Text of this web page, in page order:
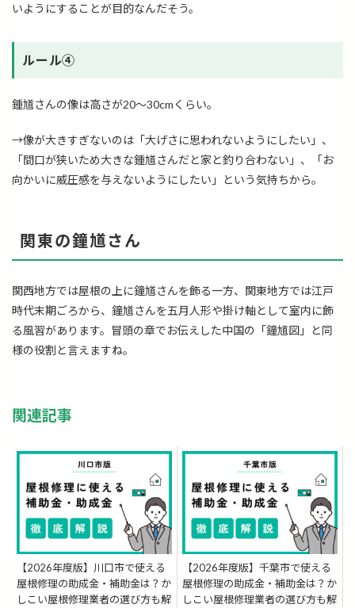
いようにすることが目的なんだそう。
ルール④
鍾馗さんの像は高さが20～30cmくらい。
→像が大きすぎないのは「大げさに思われないようにしたい」、
「間口が狭いため大きな鍾馗さんだと家と釣り合わない」、「お
向かいに威圧感を与えないようにしたい」という気持ちから。
関東の鐘馗さん
関西地方では屋根の上に鐘馗さんを飾る一方、関東地方では江戸
時代末期ごろから、鐘馗さんを五月人形や掛け軸として室内に飾
る風習があります。冒頭の章でお伝えした中国の「鐘馗図」と同
様の役割と言えますね。
関連記事
【2026年度版】川口市で使える
屋根修理の助成金・補助金は？か
しこい屋根修理業者の選び方も解
【2026年度版】千葉市で使える
屋根修理の助成金・補助金は？か
しこい屋根修理業者の選び方も解